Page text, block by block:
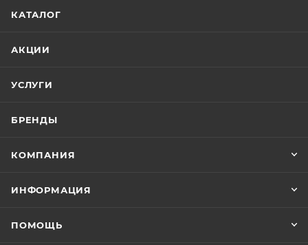
КАТАЛОГ
АКЦИИ
УСЛУГИ
БРЕНДЫ
КОМПАНИЯ
ИНФОРМАЦИЯ
ПОМОЩЬ